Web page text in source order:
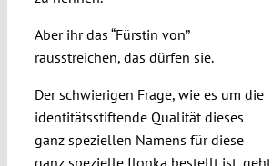
Aber ihr das “Fürstin von”
rausstreichen, das dürfen sie.
Der schwierigen Frage, wie es um die
identitätsstiftende Qualität dieses
ganz speziellen Namens für diese
ganz spezielle Ilonka bestellt ist, geht